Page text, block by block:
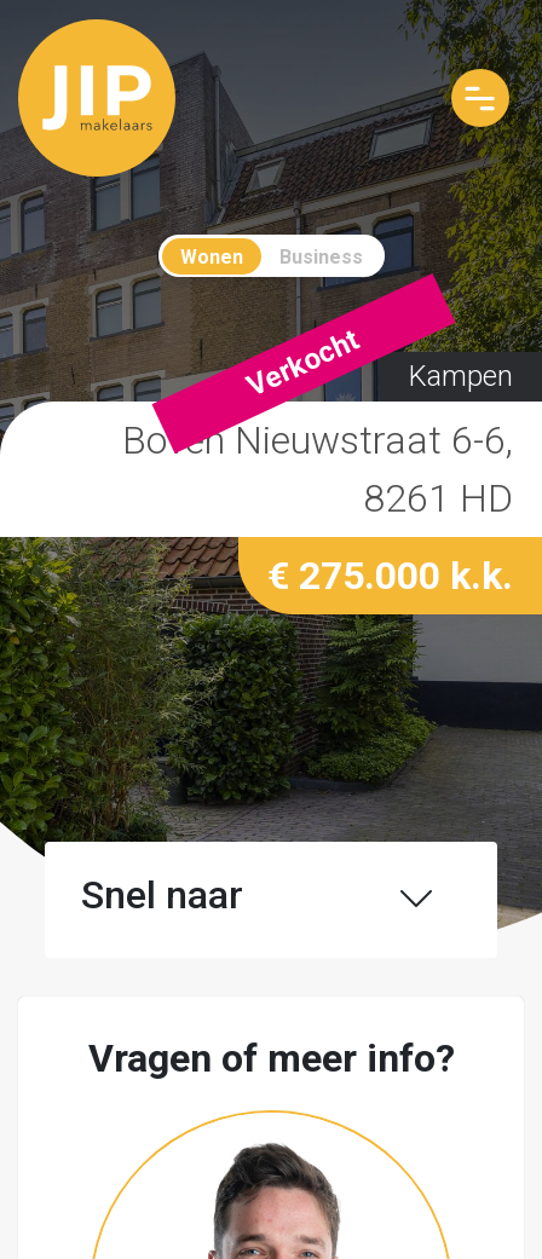
Wonen Business
Kampen
Verkocht
Boven Nieuwstraat 6-6,
8261 HD
€ 275.000 k.k.
Snel naar
Vragen of meer info?